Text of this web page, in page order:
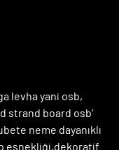
levha yani osb,
strand board osb'
neme dayanıklı
esnekliği,dekoratif